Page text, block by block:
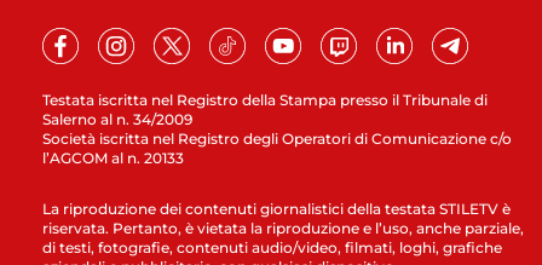
Testata iscritta nel Registro della Stampa presso il Tribunale di
Salerno al n. 34/2009
Società iscritta nel Registro degli Operatori di Comunicazione c/o
l’AGCOM al n. 20133
La riproduzione dei contenuti giornalistici della testata STILETV è
riservata. Pertanto, è vietata la riproduzione e l’uso, anche parziale,
di testi, fotografie, contenuti audio/video, filmati, loghi, grafiche